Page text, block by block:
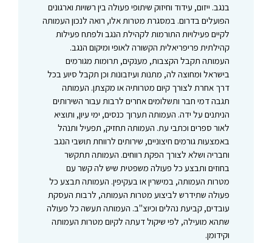
בנגב. ייזום, עידוד וחיזוק שיתופי פעולה בין רשויות וארגונים
הפועלים בדרום. במסגרת מטרות אלו, רואה לנכון העמותה
לקיים פעילויות התורמות לקהילת הנגב ולפתח פעילות
קהילתית פריפריאלית הקשורה לאופי ומיקום הנגב.
העמותה תקבל הקצבות, מענקים, תרומות מגורמים
בישראל ומחוצה לה, מתנות ועיזבונות וכן תקבל סיוע בכל
דרך אחרת לצורך קיום מטרותיה או מקצתן. העמותה
תגבה דמי חבר ותשלומים אחרים לרבות עבור השירותים
הניתנים על ידה. העמותה תערוך כנסים, ימי עיון, ותוציא
לאור ספרים וכתבי עת. העמותה תחזיק, תפעיל ותנהל
באמצעות גורמים חיצוניים, שירותים לרווחת תושבי הנגב
וחבריה ושלא לצורך הפקת רווחים. העמותה תתקשר
בחוזים ותבצע כל פעולה משפטית שיש לה קשר עם
מטרות העמותה, במישרין או בעקיפין. העמותה תבצע כל
פעולה שתידרש לביצוע מטרות העמותה, לרבות העסקת
עובדים, קביעת נהלים וכיוצ"ב. העמותה תעשה כל פעולה
שתהא מועילה, לפי שיקול דעתה לקיום מטרות העמותה
וקידומן.